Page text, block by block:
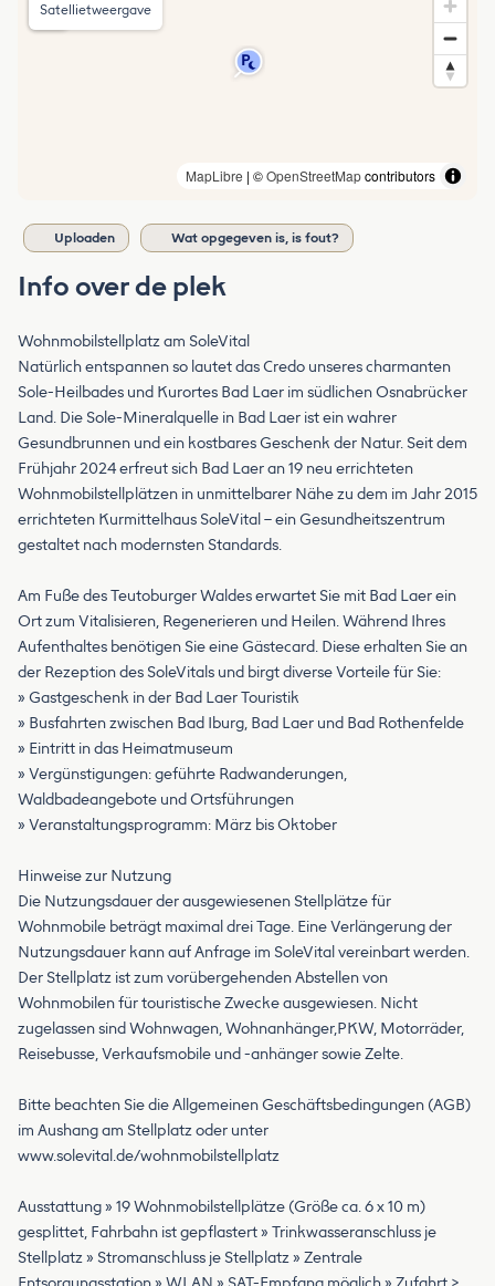
MapLibre | ©OpenStreetMapcontributors
Satellietweergave
Uploaden Wat opgegeven is, is fout?
Info over de plek
Wohnmobilstellplatz am SoleVital
Natürlich entspannen so lautet das Credo unseres charmanten
Sole-Heilbades und Kurortes Bad Laer im südlichen Osnabrücker
Land. Die Sole-Mineralquelle in Bad Laer ist ein wahrer
Gesundbrunnen und ein kostbares Geschenk der Natur. Seit dem
Frühjahr 2024 erfreut sich Bad Laer an 19 neu errichteten
Wohnmobilstellplätzen in unmittelbarer Nähe zu dem im Jahr 2015
errichteten Kurmittelhaus SoleVital – ein Gesundheitszentrum
gestaltet nach modernsten Standards.
Am Fuße des Teutoburger Waldes erwartet Sie mit Bad Laer ein
Ort zum Vitalisieren, Regenerieren und Heilen. Während Ihres
Aufenthaltes benötigen Sie eine Gästecard. Diese erhalten Sie an
der Rezeption des SoleVitals und birgt diverse Vorteile für Sie:
» Gastgeschenk in der Bad Laer Touristik
» Busfahrten zwischen Bad Iburg, Bad Laer und Bad Rothenfelde
» Eintritt in das Heimatmuseum
» Vergünstigungen: geführte Radwanderungen,
Waldbadeangebote und Ortsführungen
» Veranstaltungsprogramm: März bis Oktober
Hinweise zur Nutzung
Die Nutzungsdauer der ausgewiesenen Stellplätze für
Wohnmobile beträgt maximal drei Tage. Eine Verlängerung der
Nutzungsdauer kann auf Anfrage im SoleVital vereinbart werden.
Der Stellplatz ist zum vorübergehenden Abstellen von
Wohnmobilen für touristische Zwecke ausgewiesen. Nicht
zugelassen sind Wohnwagen, Wohnanhänger,PKW, Motorräder,
Reisebusse, Verkaufsmobile und -anhänger sowie Zelte.
Bitte beachten Sie die Allgemeinen Geschäftsbedingungen (AGB)
im Aushang am Stellplatz oder unter
www.solevital.de/wohnmobilstellplatz
Ausstattung » 19 Wohnmobilstellplätze (Größe ca. 6 x 10 m)
gesplittet, Fahrbahn ist gepflastert » Trinkwasseranschluss je
Stellplatz » Stromanschluss je Stellplatz » Zentrale